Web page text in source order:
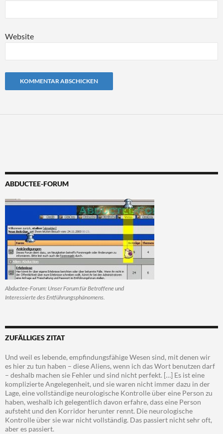
Website
ABDUCTEE-FORUM
Abductee-Forum: Unser Forum für Betroffene und
Interessierte des Entführungsphänomens.
ZUFÄLLIGES ZITAT
Und weil es lebende, empfindungsfähige Wesen sind, mit denen wir
es hier zu tun haben – diese Aliens, wenn ich das Wort benutzen darf
– deshalb machen sie Fehler und sind nicht perfekt. […] Es ist eine
komplizierte Angelegenheit, und sie waren nicht immer dazu in der
Lage, eine vollständige neurologische Kontrolle über eine Person zu
haben, weshalb ich gelegentlich davon erfahre, dass eine Person
aufsteht und den Korridor herunter rennt. Die neurologische
Kontrolle über sie war nicht vollständig. Das passiert nicht sehr oft,
aber es passiert.